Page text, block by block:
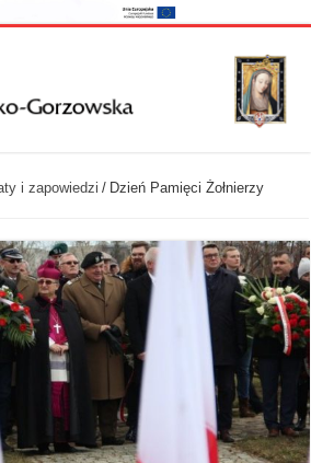
i zapowiedzi / Dzień Pamięci Żołnierzy